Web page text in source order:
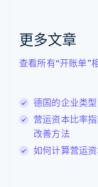
更多文章
查看所有“开账单”
德国的企业类
营运资本比率
改善方法
如何计算营运
English Italiano
拉脱维亚
立陶宛
DeutschEnglish
卢森堡
Français Deutsch
罗马尼亚
English